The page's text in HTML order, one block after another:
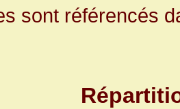
sont référencés